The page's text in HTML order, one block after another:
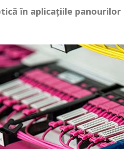
în aplicațiile panourilor